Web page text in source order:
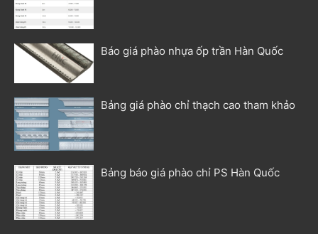
Báo giá phào nhựa ốp trần Hàn Quốc
Bảng giá phào chỉ thạch cao tham khảo
Bảng báo giá phào chỉ PS Hàn Quốc